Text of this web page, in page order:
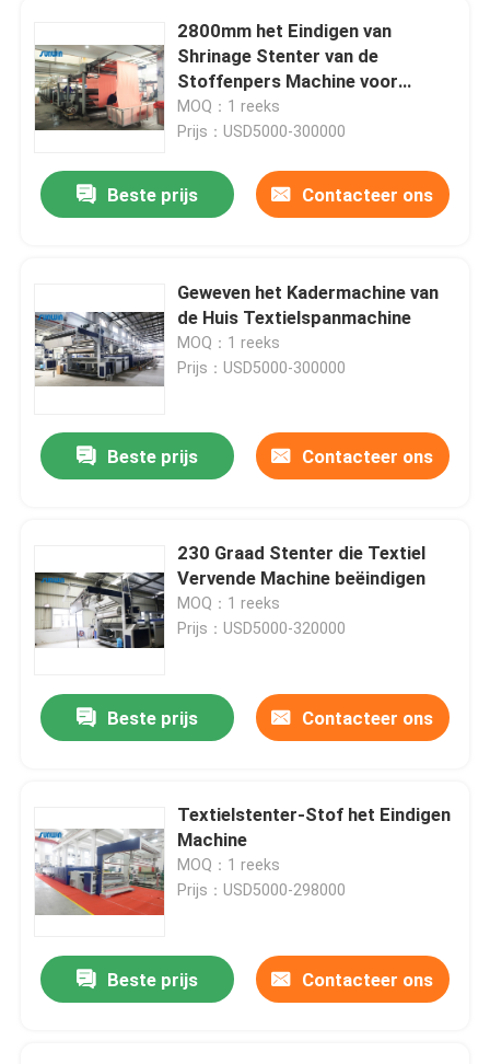
2800mm het Eindigen van
Shrinage Stenter van de
Stoffenpers Machine voor
Gebreide Stof
MOQ：1 reeks
Prijs：USD5000-300000
Beste prijs Contacteer ons
Geweven het Kadermachine van
de Huis Textielspanmachine
MOQ：1 reeks
Prijs：USD5000-300000
Beste prijs Contacteer ons
230 Graad Stenter die Textiel
Vervende Machine beëindigen
MOQ：1 reeks
Prijs：USD5000-320000
Beste prijs Contacteer ons
Textielstenter-Stof het Eindigen
Machine
MOQ：1 reeks
Prijs：USD5000-298000
Beste prijs Contacteer ons